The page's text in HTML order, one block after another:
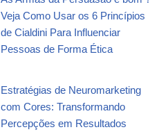
Veja Como Usar os 6 Princípios
de Cialdini Para Influenciar
Pessoas de Forma Ética
Estratégias de Neuromarketing
com Cores: Transformando
Percepções em Resultados